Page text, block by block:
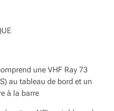
une VHF Ray 73
au tableau de bord et un
à la barre